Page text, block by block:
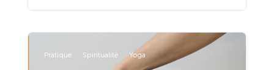
Pratique Spiritualité Yoga